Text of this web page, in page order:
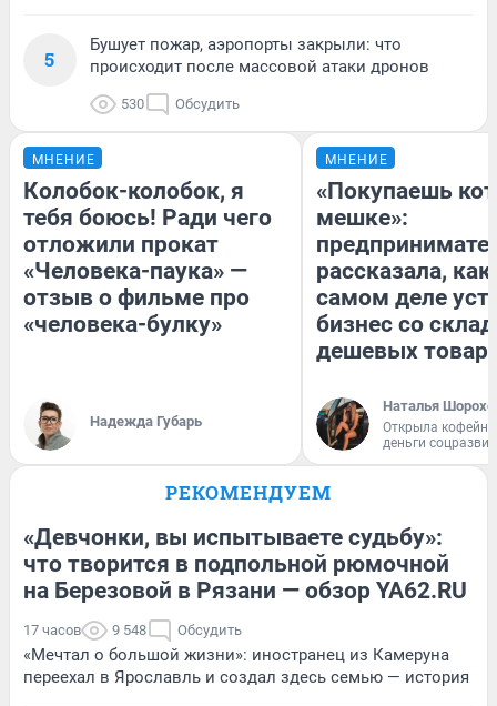
5
Бушует пожар, аэропорты закрыли: что
происходит после массовой атаки дронов
530 Обсудить
МНЕНИЕ
Колобок-колобок, я
тебя боюсь! Ради чего
отложили прокат
«Человека-паука» —
отзыв о фильме про
«человека-булку»
Надежда Губарь
МНЕНИЕ
«Покупаешь
мешке»:
рассказала, как
самом деле
бизнес со
дешевых
Наталья
Открыла
деньги
РЕКОМЕНДУЕМ
«Девчонки, вы испытываете судьбу»:
что творится в подпольной рюмочной
на Березовой в Рязани — обзор YA62.RU
17 часов 9 548 Обсудить
«Мечтал о большой жизни»: иностранец из Камеруна
переехал в Ярославль и создал здесь семью — история